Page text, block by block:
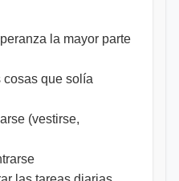
la mayor parte
cosas que solía
(vestirse,